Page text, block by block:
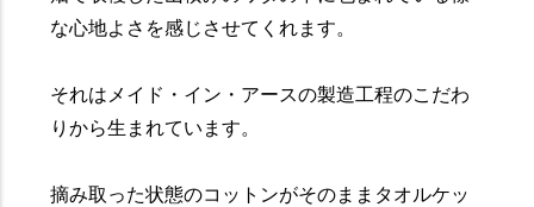
な心地よさを感じさせてくれます。
それはメイド・イン・アースの製造工程のこだわ
りから生まれています。
摘み取った状態のコットンがそのままタオルケッ